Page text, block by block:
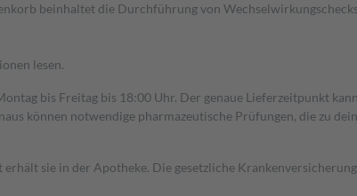
beinhaltet die Durchführung von
lesen.
bis Freitag bis 18:00 Uhr. Der genaue Lieferzeitpunkt
können notwendige pharmazeutische Prüfungen, die zu
sie in der Apotheke. Die gesetzliche